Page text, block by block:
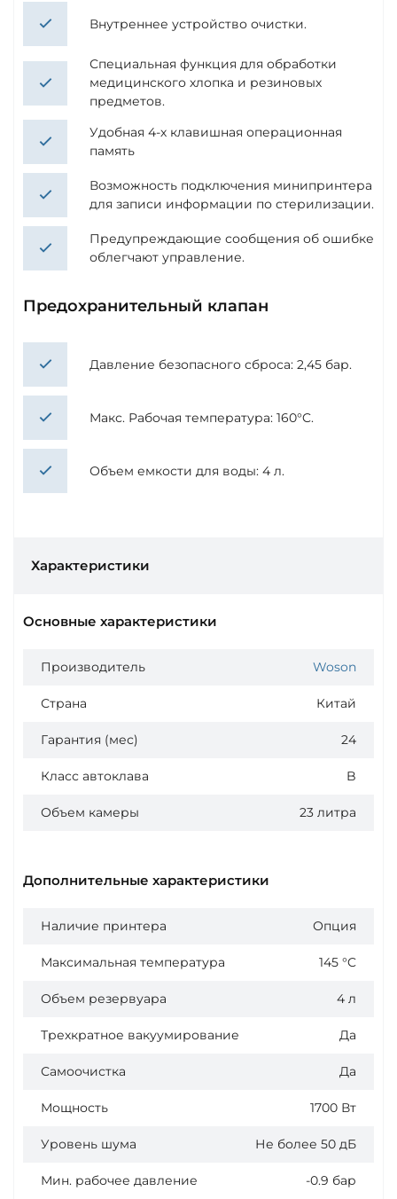
Внутреннее устройство очистки.
Специальная функция для обработки
медицинского хлопка и резиновых
предметов.
Удобная 4-х клавишная операционная
память
Возможность подключения минипринтера
для записи информации по стерилизации.
Предупреждающие сообщения об ошибке
облегчают управление.
Предохранительный клапан
Давление безопасного сброса: 2,45 бар.
Макс. Рабочая температура: 160°C.
Объем емкости для воды: 4 л.
Характеристики
Основные характеристики
Производитель Woson
Страна Китай
Гарантия (мес) 24
Класс автоклава B
Объем камеры 23 литра
Дополнительные характеристики
Наличие принтера Опция
Максимальная температура 145 °C
Объем резервуара 4 л
Трехкратное вакуумирование Да
Самоочистка Да
Мощность 1700 Вт
Уровень шума Не более 50 дБ
Мин. рабочее давление -0.9 бар